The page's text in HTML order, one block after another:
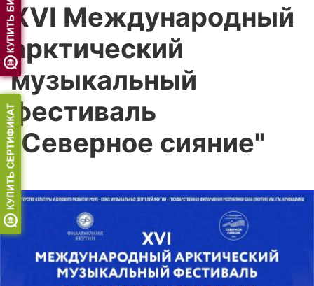
XVI Международный
арктический
музыкальный
фестиваль
"Северное сияние"